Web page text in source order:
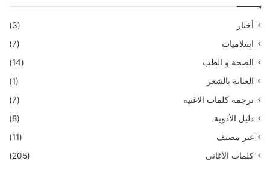
أخبار
(3)
اسلاميات
(7)
الصحة و الطب
(14)
العناية بالشعر
(1)
ترجمة كلمات الاغنية
(7)
دليل الأدوية
(8)
غير مصنف
(11)
كلمات الأغاني
(205)